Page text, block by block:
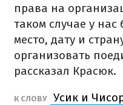
права на
таком случае у
место, дату и
организовать
рассказал Красюк.
К СЛОВУ
Усик и